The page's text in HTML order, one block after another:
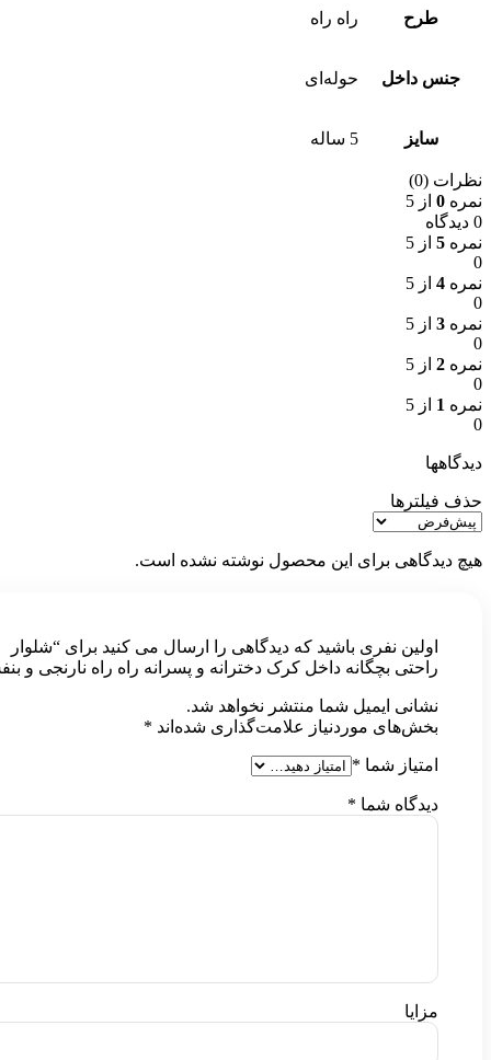
طرح راه راه
جنس داخل حوله‌ای
سایز 5 ساله
نظرات (0)
نمره 0 از 5
0 دیدگاه
نمره 5 از 5
0
نمره 4 از 5
0
نمره 3 از 5
0
نمره 2 از 5
0
نمره 1 از 5
0
دیدگاهها
حذف فیلترها
هیچ دیدگاهی برای این محصول نوشته نشده است.
اولین نفری باشید که دیدگاهی را ارسال می کنید برای “شلوار
راحتی بچگانه داخل کرک دخترانه و پسرانه راه راه نارنجی و
نشانی ایمیل شما منتشر نخواهد شد.
بخش‌های موردنیاز علامت‌گذاری شده‌اند *
امتیاز شما *
دیدگاه شما *
مزایا